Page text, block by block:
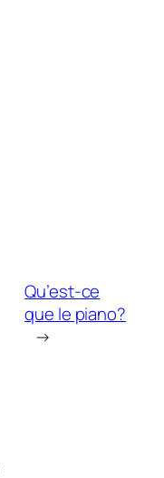
Qu’est-ce
que le piano?
→